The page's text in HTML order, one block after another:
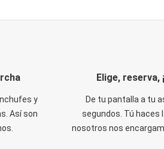
y
Así son
Elige, reserva,
De tu pantalla a tu
segundos. Tú haces
nosotros nos